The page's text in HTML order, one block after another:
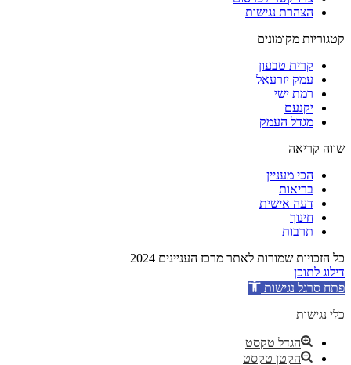
הצהרת נגישות
קטגוריות מקומונים
קרית טבעון
עמק יזרעאל
רמת ישי
יקנעם
מגדל העמק
שווה קריאה
הכי מעניין
בריאות
דעה אישית
חינוך
תרבות
כל הזכויות שמורות לאתר מרכז העניינים 2024
דילוג לתוכן
פתח סרגל נגישות
כלי נגישות
הגדל טקסט
הקטן טקסט